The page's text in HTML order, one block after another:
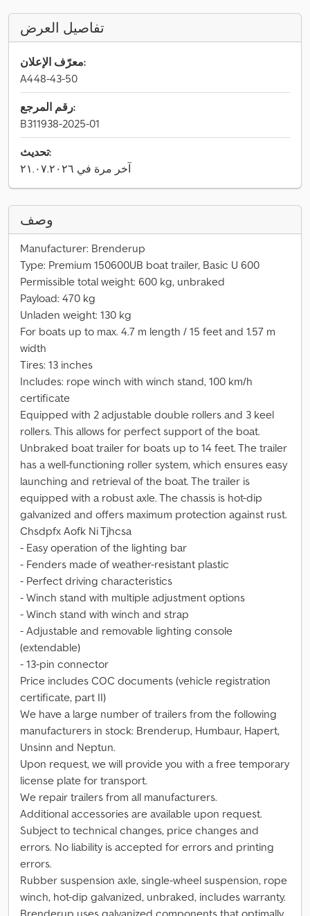
تفاصيل العرض
معرّف الإعلان:
A448-43-50
رقم المرجع:
B311938-2025-01
تحديث:
آخر مرة في ٢١.٠٧.٢٠٢٦
وصف
Manufacturer: Brenderup
Type: Premium 150600UB boat trailer, Basic U 600
Permissible total weight: 600 kg, unbraked
Payload: 470 kg
Unladen weight: 130 kg
For boats up to max. 4.7 m length / 15 feet and 1.57 m
width
Tires: 13 inches
Includes: rope winch with winch stand, 100 km/h
certificate
Equipped with 2 adjustable double rollers and 3 keel
rollers. This allows for perfect support of the boat.
Unbraked boat trailer for boats up to 14 feet. The trailer
has a well-functioning roller system, which ensures easy
launching and retrieval of the boat. The trailer is
equipped with a robust axle. The chassis is hot-dip
galvanized and offers maximum protection against rust.
Chsdpfx Aofk Ni Tjhcsa
- Easy operation of the lighting bar
- Fenders made of weather-resistant plastic
- Perfect driving characteristics
- Winch stand with multiple adjustment options
- Winch stand with winch and strap
- Adjustable and removable lighting console
(extendable)
- 13-pin connector
Price includes COC documents (vehicle registration
certificate, part II)
We have a large number of trailers from the following
manufacturers in stock: Brenderup, Humbaur, Hapert,
Unsinn and Neptun.
Upon request, we will provide you with a free temporary
license plate for transport.
We repair trailers from all manufacturers.
Additional accessories are available upon request.
Subject to technical changes, price changes and
errors. No liability is accepted for errors and printing
errors.
Rubber suspension axle, single-wheel suspension, rope
winch, hot-dip galvanized, unbraked, includes warranty.
Brenderup uses galvanized components that optimally